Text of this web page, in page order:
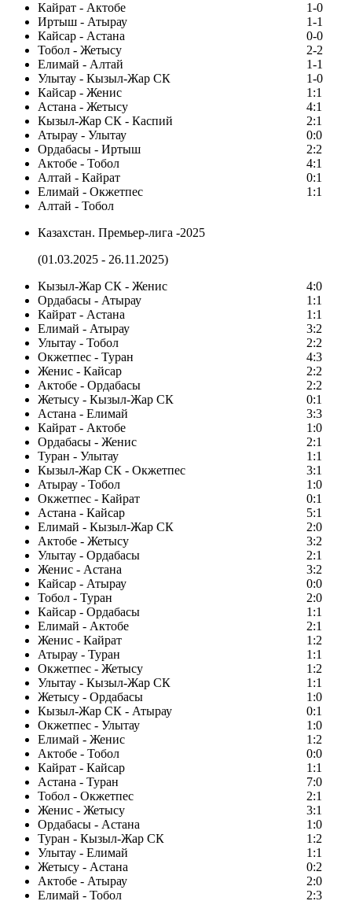
Кайрат - Актобе
1-0
Иртыш - Атырау
1-1
Кайсар - Астана
0-0
Тобол - Жетысу
2-2
Елимай - Алтай
1-1
Улытау - Кызыл-Жар СК
1-0
Кайсар - Женис
1:1
Астана - Жетысу
4:1
Кызыл-Жар СК - Каспий
2:1
Атырау - Улытау
0:0
Ордабасы - Иртыш
2:2
Актобе - Тобол
4:1
Алтай - Кайрат
0:1
Елимай - Окжетпес
1:1
Алтай - Тобол
Казахстан. Премьер-лига -2025
(01.03.2025 - 26.11.2025)
Кызыл-Жар СК - Женис
4:0
Ордабасы - Атырау
1:1
Кайрат - Астана
1:1
Елимай - Атырау
3:2
Улытау - Тобол
2:2
Окжетпес - Туран
4:3
Женис - Кайсар
2:2
Актобе - Ордабасы
2:2
Жетысу - Кызыл-Жар СК
0:1
Астана - Елимай
3:3
Кайрат - Актобе
1:0
Ордабасы - Женис
2:1
Туран - Улытау
1:1
Кызыл-Жар СК - Окжетпес
3:1
Атырау - Тобол
1:0
Окжетпес - Кайрат
0:1
Астана - Кайсар
5:1
Елимай - Кызыл-Жар СК
2:0
Актобе - Жетысу
3:2
Улытау - Ордабасы
2:1
Женис - Астана
3:2
Кайсар - Атырау
0:0
Тобол - Туран
2:0
Кайсар - Ордабасы
1:1
Елимай - Актобе
2:1
Женис - Кайрат
1:2
Атырау - Туран
1:1
Окжетпес - Жетысу
1:2
Улытау - Кызыл-Жар СК
1:1
Жетысу - Ордабасы
1:0
Кызыл-Жар СК - Атырау
0:1
Окжетпес - Улытау
1:0
Елимай - Женис
1:2
Актобе - Тобол
0:0
Кайрат - Кайсар
1:1
Астана - Туран
7:0
Тобол - Окжетпес
2:1
Женис - Жетысу
3:1
Ордабасы - Астана
1:0
Туран - Кызыл-Жар СК
1:2
Улытау - Елимай
1:1
Жетысу - Астана
0:2
Актобе - Атырау
2:0
Елимай - Тобол
2:3